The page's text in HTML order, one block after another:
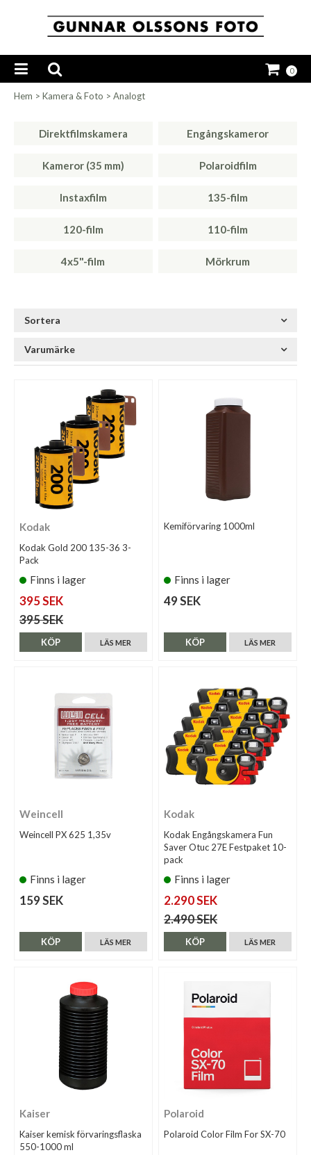
0
Hem > Kamera & Foto > Analogt
Direktfilmskamera Engångskameror
Kameror (35 mm) Polaroidfilm
Instaxfilm 135-film
120-film 110-film
4x5"-film Mörkrum
Sortera
Varumärke
Kodak
Kodak Gold 200 135-36 3-
Pack
Finns i lager
395 SEK
395 SEK
LÄS MER
KÖP
Kemiförvaring 1000ml
Finns i lager
49 SEK
LÄS MER
KÖP
Weincell
Weincell PX 625 1,35v
Finns i lager
159 SEK
LÄS MER
KÖP
Kodak
Kodak Engångskamera Fun
Saver Otuc 27E Festpaket 10-
pack
Finns i lager
2.290 SEK
2.490 SEK
LÄS MER
KÖP
Kaiser
Kaiser kemisk förvaringsflaska
550-1000 ml
Polaroid
Polaroid Color Film For SX-70